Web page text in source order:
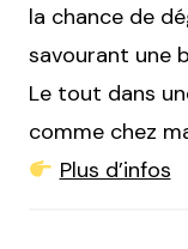
la chance de
savourant une
Le tout dans
comme chez
Plus d’infos